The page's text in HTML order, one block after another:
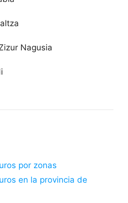
Nagusia
por zonas
en la provincia de